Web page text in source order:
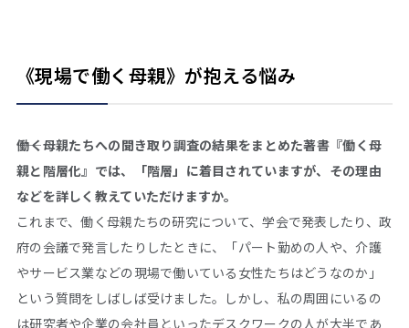
《現場で働く母親》が抱える悩み
――働く母親たちへの聞き取り調査の結果をまとめた著書『働く母
親と階層化』では、「階層」に着目されていますが、その理由
などを詳しく教えていただけますか。
これまで、働く母親たちの研究について、学会で発表したり、政
府の会議で発言したりしたときに、「パート勤めの人や、介護
やサービス業などの現場で働いている女性たちはどうなのか」
という質問をしばしば受けました。しかし、私の周囲にいるの
は研究者や企業の会社員といったデスクワークの人が大半であ